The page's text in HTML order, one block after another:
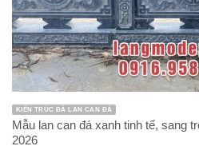
KIẾN TRÚC ĐÁ LAN CAN ĐÁ
Mẫu lan can đá xanh tinh tế, sang
2026